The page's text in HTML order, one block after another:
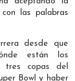
las palabras
desde que
están los
tres copas del
Bowl y haber